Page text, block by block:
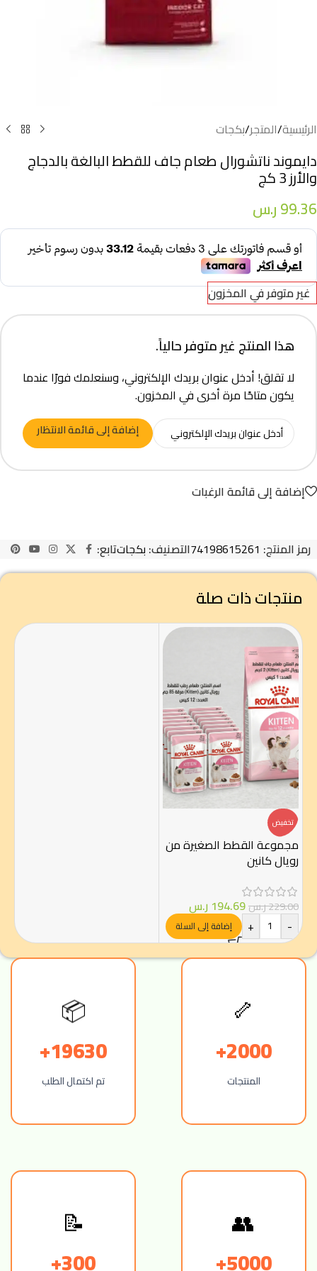
الرئيسية/المتجر/بكجات
دايموند ناتشورال طعام جاف للقطط البالغة بالدجاج
والأرز 3 كج
99.36ر.س
غير متوفر في المخزون
هذا المنتج غير متوفر حالياً.
لا تقلق! أدخل عنوان بريدك الإلكتروني، وسنعلمك فورًا عندما
يكون متاحًا مرة أخرى في المخزون.
إضافة إلى قائمة الانتظار
إضافة إلى قائمة الرغبات
رمز المنتج: 74198615261التصنيف: بكجاتتابع:
منتجات ذات صلة
تخفيض
مجموعة القطط الصغيرة من
رويال كانين
229.00ر.س194.69 ر.س
-
+ إضافة إلى السلة
🦴
2000+
المنتجات
📦
19630+
تم اكتمال الطلب
👥
5000+
📝
300+